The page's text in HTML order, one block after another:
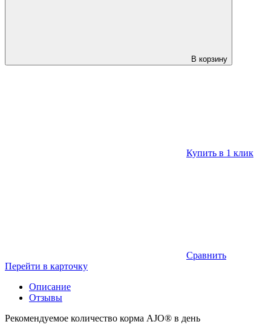
В корзину
Купить в 1 клик
Сравнить
Перейти в карточку
Описание
Отзывы
Рекомендуемое количество корма AJO® в день